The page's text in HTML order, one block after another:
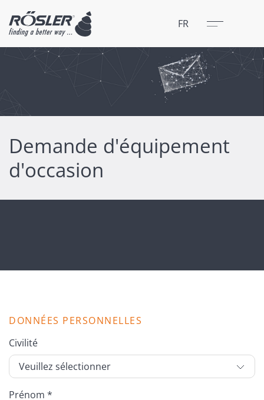
FR Menu
Fermer
Demande d'équipement
d'occasion
DONNÉES PERSONNELLES
Civilité
Prénom *